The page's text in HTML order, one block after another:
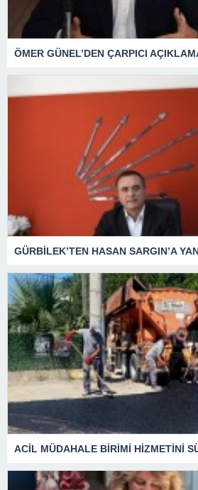
ÖMER GÜNEL’DEN ÇARPICI
GÜRBİLEK’TEN HASAN SARGIN’A
ACİL MÜDAHALE BİRİMİ HİZMETİNİ